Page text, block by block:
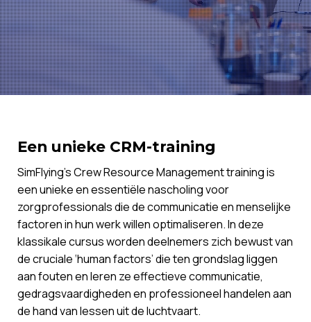
Een unieke CRM-training
SimFlying’s Crew Resource Management training is
een unieke en essentiële nascholing voor
zorgprofessionals die de communicatie en menselijke
factoren in hun werk willen optimaliseren. In deze
klassikale cursus worden deelnemers zich bewust van
de cruciale ‘human factors’ die ten grondslag liggen
aan fouten en leren ze effectieve communicatie,
gedragsvaardigheden en professioneel handelen aan
de hand van lessen uit de luchtvaart.